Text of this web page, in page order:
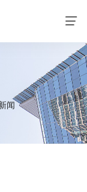
闻